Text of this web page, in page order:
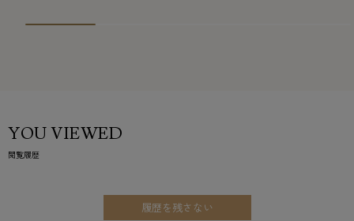
YOU VIEWED
閲覧履歴
履歴を残さない